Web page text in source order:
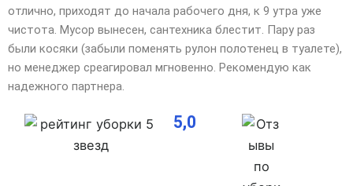
отлично, приходят до начала рабочего дня, к 9 утра уже
чистота. Мусор вынесен, сантехника блестит. Пару раз
были косяки (забыли поменять рулон полотенец в туалете),
но менеджер среагировал мгновенно. Рекомендую как
надежного партнера.
5,0